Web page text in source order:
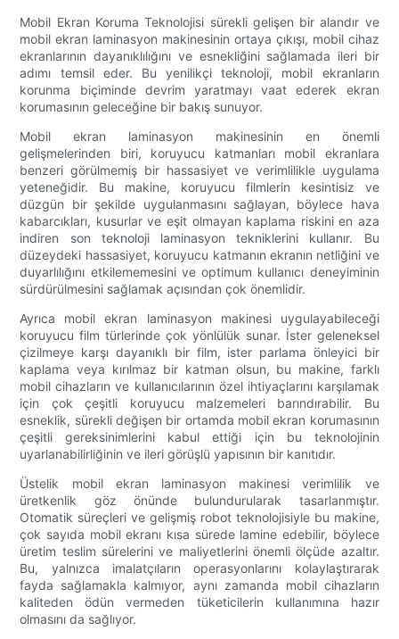
Mobil Ekran Koruma Teknolojisi sürekli gelişen bir alandır ve
mobil ekran laminasyon makinesinin ortaya çıkışı, mobil cihaz
ekranlarının dayanıklılığını ve esnekliğini sağlamada ileri bir
adımı temsil eder. Bu yenilikçi teknoloji, mobil ekranların
korunma biçiminde devrim yaratmayı vaat ederek ekran
korumasının geleceğine bir bakış sunuyor.
Mobil ekran laminasyon makinesinin en önemli
gelişmelerinden biri, koruyucu katmanları mobil ekranlara
benzeri görülmemiş bir hassasiyet ve verimlilikle uygulama
yeteneğidir. Bu makine, koruyucu filmlerin kesintisiz ve
düzgün bir şekilde uygulanmasını sağlayan, böylece hava
kabarcıkları, kusurlar ve eşit olmayan kaplama riskini en aza
indiren son teknoloji laminasyon tekniklerini kullanır. Bu
düzeydeki hassasiyet, koruyucu katmanın ekranın netliğini ve
duyarlılığını etkilememesini ve optimum kullanıcı deneyiminin
sürdürülmesini sağlamak açısından çok önemlidir.
Ayrıca mobil ekran laminasyon makinesi uygulayabileceği
koruyucu film türlerinde çok yönlülük sunar. İster geleneksel
çizilmeye karşı dayanıklı bir film, ister parlama önleyici bir
kaplama veya kırılmaz bir katman olsun, bu makine, farklı
mobil cihazların ve kullanıcılarının özel ihtiyaçlarını karşılamak
için çok çeşitli koruyucu malzemeleri barındırabilir. Bu
esneklik, sürekli değişen bir ortamda mobil ekran korumasının
çeşitli gereksinimlerini kabul ettiği için bu teknolojinin
uyarlanabilirliğinin ve ileri görüşlü yapısının bir kanıtıdır.
Üstelik mobil ekran laminasyon makinesi verimlilik ve
üretkenlik göz önünde bulundurularak tasarlanmıştır.
Otomatik süreçleri ve gelişmiş robot teknolojisiyle bu makine,
çok sayıda mobil ekranı kısa sürede lamine edebilir, böylece
üretim teslim sürelerini ve maliyetlerini önemli ölçüde azaltır.
Bu, yalnızca imalatçıların operasyonlarını kolaylaştırarak
fayda sağlamakla kalmıyor, aynı zamanda mobil cihazların
kaliteden ödün vermeden tüketicilerin kullanımına hazır
olmasını da sağlıyor.